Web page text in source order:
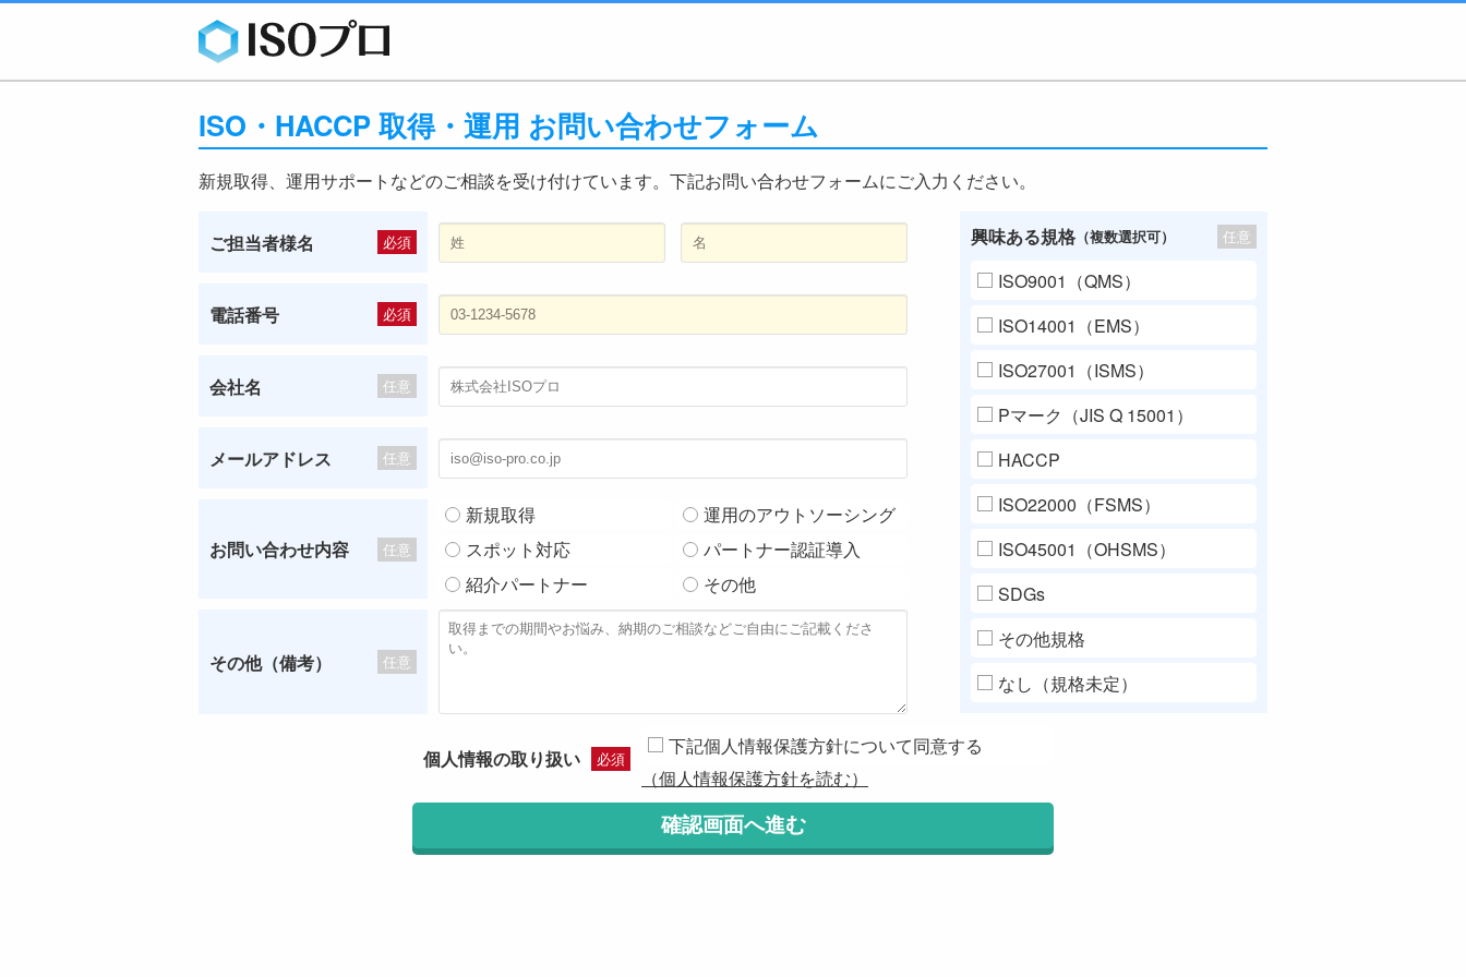
ISO・HACCP 取得・運用 お問い合わせフォーム
新規取得、運用サポートなどのご相談を受け付けています。下記お問い合わせフォームにご入力ください。
ご担当者様名 必須
電話番号 必須
会社名 任意
メールアドレス 任意
お問い合わせ内容 任意
新規取得
運用のアウトソーシング
スポット対応
パートナー認証導入
紹介パートナー
その他
その他（備考） 任意
興味ある規格 （複数選択可） 任意
ISO9001（QMS）
ISO14001（EMS）
ISO27001（ISMS）
Pマーク（JIS Q 15001）
HACCP
ISO22000（FSMS）
ISO45001（OHSMS）
SDGs
その他規格
なし（規格未定）
個人情報の取り扱い 必須
下記個人情報保護方針について同意する
（個人情報保護方針を読む）